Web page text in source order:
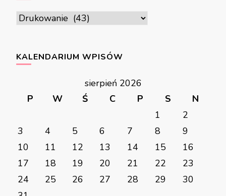
Kategorie
KALENDARIUM WPISÓW
sierpień 2026
P
W Ś C P S
N
1
2
3
4 5 6 7 8
9
10
11 12 13 14 15
16
17
18 19 20 21 22
23
24
25 26 27 28 29
30